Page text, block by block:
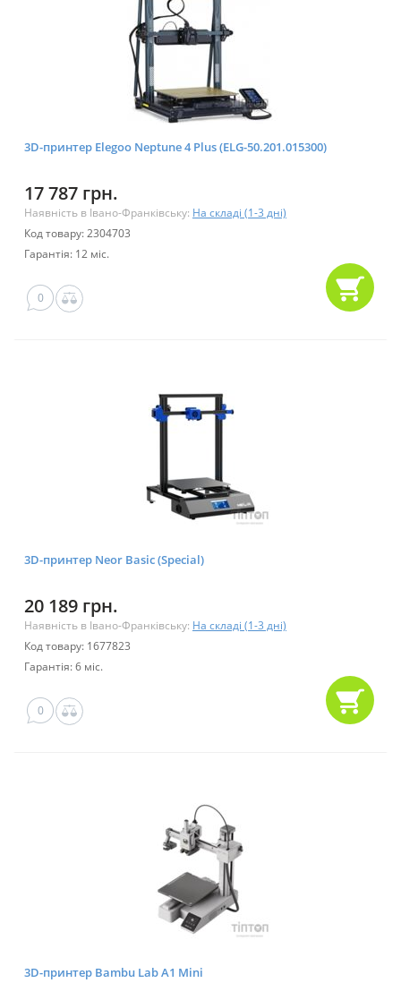
3D-принтер Elegoo Neptune 4 Plus (ELG-50.201.015300)
17 787 грн.
Наявність в Івано-Франківську: На складі (1-3 дні)
Код товару: 2304703
Гарантія: 12 міс.
0
3D-принтер Neor Basic (Special)
20 189 грн.
Наявність в Івано-Франківську: На складі (1-3 дні)
Код товару: 1677823
Гарантія: 6 міс.
0
3D-принтер Bambu Lab A1 Mini